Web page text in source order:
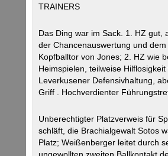
TRAINERS
Das Ding war im Sack. 1. HZ gut,
der Chancenauswertung und dem
Kopfballtor von Jones; 2. HZ wie
Heimspielen, teilweise
Leverkusener Defensivhaltung,
Griff . Hochverdienter
Unberechtigter Platzverweis für
schläft, die Brachialgewalt Sotos
Platz; Weißenberger leitet durch